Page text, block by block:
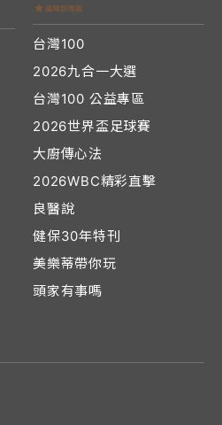
台灣100
2026九合一大選
台灣100 公益專區
2026世界盃足球賽
大廚傳心法
2026WBC精彩直擊
良醫說
健保30年特刊
美樂蒂帶你玩
頭家有事嗎